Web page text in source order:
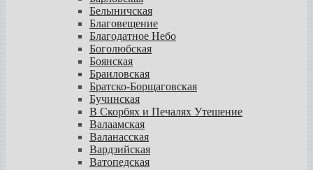
Белыничская
Благовещение
Благодатное Небо
Боголюбская
Боянская
Браиловская
Братско-Борщаговская
Бучинская
В Скорбях и Печалях Утешение
Валаамская
Валанасская
Вардзийская
Ватопедская